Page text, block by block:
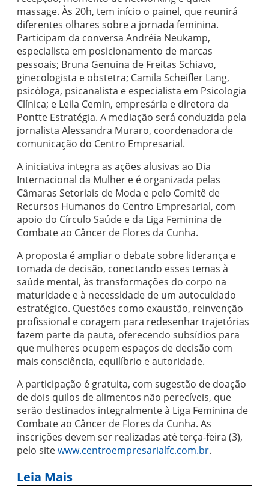
massage. Às 20h, tem início o painel, que reunirá
diferentes olhares sobre a jornada feminina.
Participam da conversa Andréia Neukamp,
especialista em posicionamento de marcas
pessoais; Bruna Genuina de Freitas Schiavo,
ginecologista e obstetra; Camila Scheifler Lang,
psicóloga, psicanalista e especialista em Psicologia
Clínica; e Leila Cemin, empresária e diretora da
Pontte Estratégia. A mediação será conduzida pela
jornalista Alessandra Muraro, coordenadora de
comunicação do Centro Empresarial.
A iniciativa integra as ações alusivas ao Dia
Internacional da Mulher e é organizada pelas
Câmaras Setoriais de Moda e pelo Comitê de
Recursos Humanos do Centro Empresarial, com
apoio do Círculo Saúde e da Liga Feminina de
Combate ao Câncer de Flores da Cunha.
A proposta é ampliar o debate sobre liderança e
tomada de decisão, conectando esses temas à
saúde mental, às transformações do corpo na
maturidade e à necessidade de um autocuidado
estratégico. Questões como exaustão, reinvenção
profissional e coragem para redesenhar trajetórias
fazem parte da pauta, oferecendo subsídios para
que mulheres ocupem espaços de decisão com
mais consciência, equilíbrio e autoridade.
A participação é gratuita, com sugestão de doação
de dois quilos de alimentos não perecíveis, que
serão destinados integralmente à Liga Feminina de
Combate ao Câncer de Flores da Cunha. As
inscrições devem ser realizadas até terça-feira (3),
pelo sitewww.centroempresarialfc.com.br.
Leia Mais